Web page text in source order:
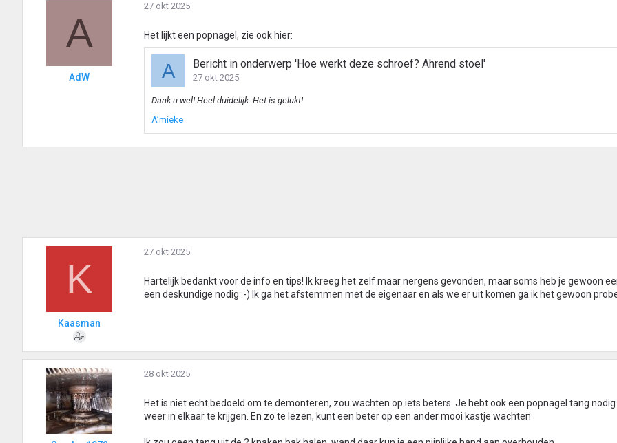
A
AdW
27 okt 2025
Het lijkt een popnagel, zie ook hier:
A Bericht in onderwerp 'Hoe werkt deze schroef? Ahrend stoel'
27 okt 2025
Dank u wel! Heel duidelijk. Het is gelukt!
A’mieke
K
Kaasman
27 okt 2025
Hartelijk bedankt voor de info en tips! Ik kreeg het zelf maar nergens gevonden, maar soms heb je gewoon
een deskundige nodig :-) Ik ga het afstemmen met de eigenaar en als we er uit komen ga ik het gewoon
28 okt 2025
Het is niet echt bedoeld om te demonteren, zou wachten op iets beters. Je hebt ook een popnagel tang
weer in elkaar te krijgen. En zo te lezen, kunt een beter op een ander mooi kastje wachten